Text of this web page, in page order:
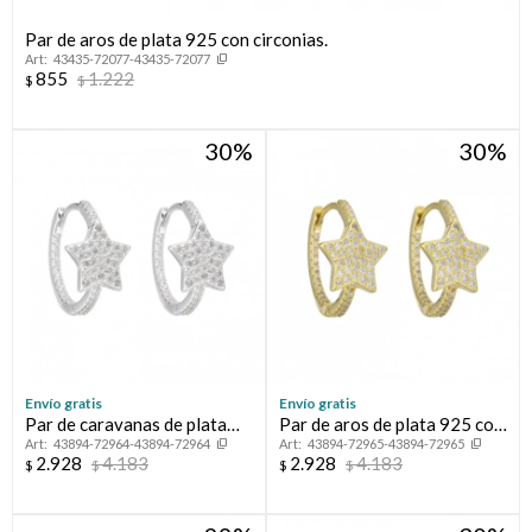
Par de aros de plata 925 con circonias.
43435-72077-43435-72077
$ 855 $1.222
30
Envío gratis
Par de caravanas de plata
925 con circonias,
ESTRELLA.
43894-72964-43894-72964
$ 2.928 $4.183
30
Envío gratis
Par de aros de plata 925 con
baño de oro amarillo y
circonias, ESTRELLA.
43894-72965-43894-72965
$ 2.928 $4.183
Comprá ahora y Pagá
cuotas * ¡Solo con tu cédula!
* sujeto aprobación crediticia.
Verifica si estás calificado para comprar con Pago